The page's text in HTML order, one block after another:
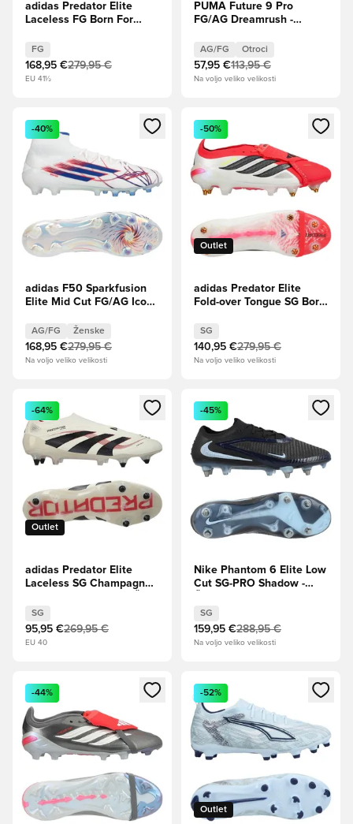
adidas Predator Elite
Laceless FG Born For
rdeča/Jedro črna/Obutev
Bela
FG
168,95 €279,95 €
EU 41½
PUMA Future 9 Pro
FG/AG Dreamrush -
Otroci
AG/FG Otroci
57,95 €113,95 €
Na voljo veliko velikosti
Odpre Modal za prijavo ali vpis kot član
-40%
adidas F50 Sparkfusion
Elite Mid Cut FG/AG Icon
Bela/Kraljevsko
modra/Lucidno rdeča
Ženske
AG/FG Ženske
168,95 €279,95 €
Na voljo veliko velikosti
Odpre Modal za prijavo ali
Outlet
-50%
adidas Predator Elite
Fold-over Tongue SG Born
rdeča/Jedro črna/Obutev
Bela
SG
140,95 €279,95 €
Na voljo veliko velikosti
Odpre Modal za prijavo ali vpis kot član
Outlet
-64%
adidas Predator Elite
Laceless SG Champagne -
rubin
SG
95,95 €269,95 €
EU 40
Odpre Modal za prijavo ali
-45%
Nike Phantom 6 Elite Low
Cut SG-PRO Shadow -
SG
159,95 €288,95 €
Na voljo veliko velikosti
Odpre Modal za prijavo ali vpis kot član
-44%
Odpre Modal za prijavo ali
Outlet
-52%